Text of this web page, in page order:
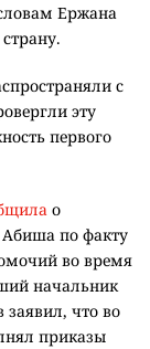
Ержана
с
эту
первого
о
по факту
во время
начальник
заявил, что во
приказы